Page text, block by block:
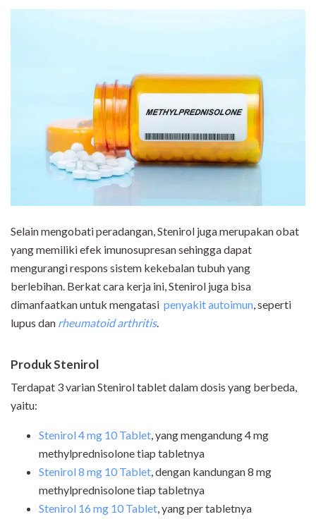
Selain mengobati peradangan, Stenirol juga merupakan obat
yang memiliki efek imunosupresan sehingga dapat
mengurangi respons sistem kekebalan tubuh yang
berlebihan. Berkat cara kerja ini, Stenirol juga bisa
dimanfaatkan untuk mengatasi penyakit autoimun, seperti
lupus dan rheumatoid arthritis.
Produk Stenirol
Terdapat 3 varian Stenirol tablet dalam dosis yang berbeda,
yaitu:
Stenirol 4 mg 10 Tablet, yang mengandung 4 mg
methylprednisolone tiap tabletnya
Stenirol 8 mg 10 Tablet, dengan kandungan 8 mg
methylprednisolone tiap tabletnya
Stenirol 16 mg 10 Tablet, yang per tabletnya